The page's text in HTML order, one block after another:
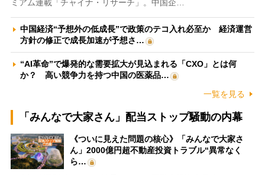
ミアム連載「チャイナ・リサーチ」。中国企…
中国経済“予想外の低成長”で政策のテコ入れ必至か 経済運営
方針の修正で成長加速が予想さ…
“AI革命”で爆発的な需要拡大が見込まれる「CXO」とは何
か？ 高い競争力を持つ中国の医薬品…
一覧を見る
「みんなで大家さん」配当ストップ騒動の内幕
《ついに見えた問題の核心》「みんなで大家さ
ん」2000億円超不動産投資トラブル“異常なく
ら…